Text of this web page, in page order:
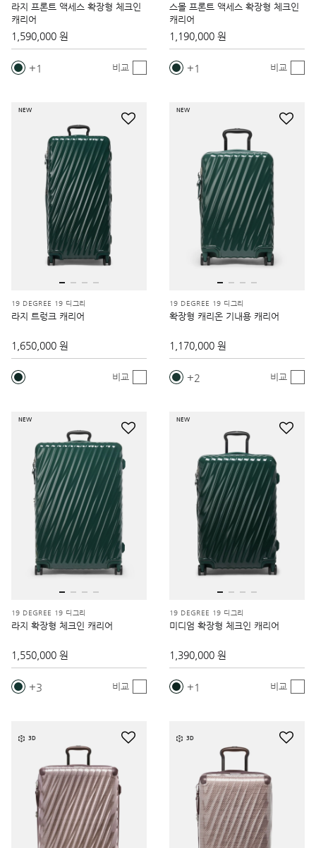
라지 프론트 액세스 확장형 체크인
캐리어
1,590,000 원
1 비교
스몰 프론트 액세스 확장형 체크인
캐리어
1,190,000 원
1 비교
NEW
19 DEGREE 19 디그리
라지 트렁크 캐리어
1,650,000 원
비교
NEW
19 DEGREE 19 디그리
확장형 캐리온 기내용 캐리어
1,170,000 원
2 비교
NEW
19 DEGREE 19 디그리
라지 확장형 체크인 캐리어
1,550,000 원
3 비교
NEW
19 DEGREE 19 디그리
미디엄 확장형 체크인 캐리어
1,390,000 원
1 비교
3D 3D